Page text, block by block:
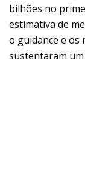
bilhões no
estimativa de
o guidance e os
sustentaram